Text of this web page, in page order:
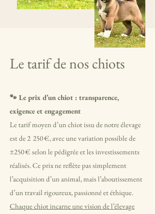
Le tarif de nos chiots
🐾 Le prix d’un chiot : transparence,
exigence et engagement
Le tarif moyen d’un chiot issu de notre élevage
est de 2 250 €, avec une variation possible de
±250 € selon le pédigrée et les investissements
réalisés. Ce prix ne reflète pas simplement
l’acquisition d’un animal, mais l’aboutissement
d’un travail rigoureux, passionné et éthique.
Chaque chiot incarne une vision de l’élevage